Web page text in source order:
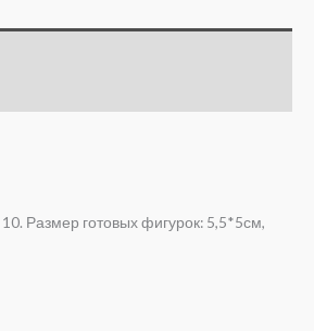
Размер готовых фигурок: 5,5*5см,